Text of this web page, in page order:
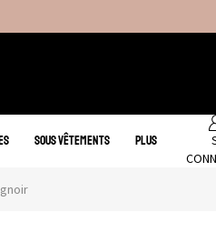
SOUS VÊTEMENTS PLUS